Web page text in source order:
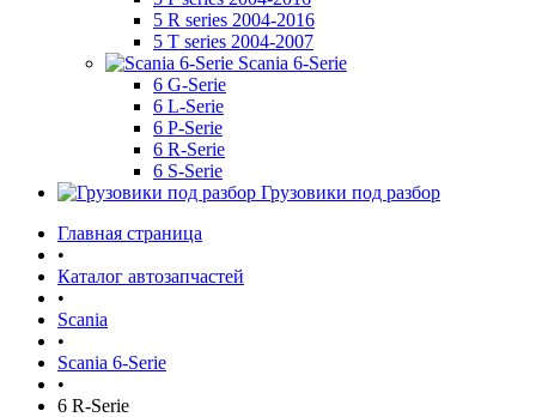
5 R series 2004-2016
5 T series 2004-2007
Scania 6-Serie
6 G-Serie
6 L-Serie
6 P-Serie
6 R-Serie
6 S-Serie
Грузовики под разбор
Главная страница
•
Каталог автозапчастей
•
Scania
•
Scania 6-Serie
•
6 R-Serie